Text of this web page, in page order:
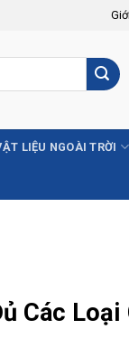
LIỆU NGOÀI TRỜI
Các Loại